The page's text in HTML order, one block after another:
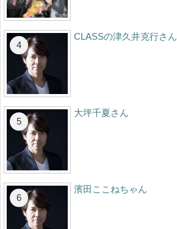
CLASSの津久井克行さん
大坪千夏さん
濱田ここねちゃん